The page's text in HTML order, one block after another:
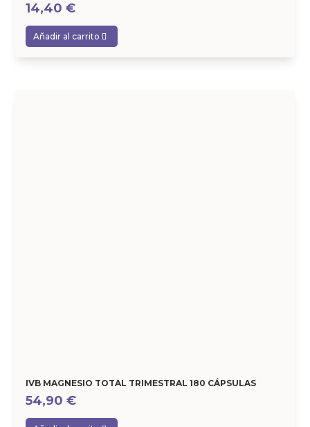
14,40€
Añadir al carrito
IVB MAGNESIO TOTAL TRIMESTRAL 180 CÁPSULAS
54,90€